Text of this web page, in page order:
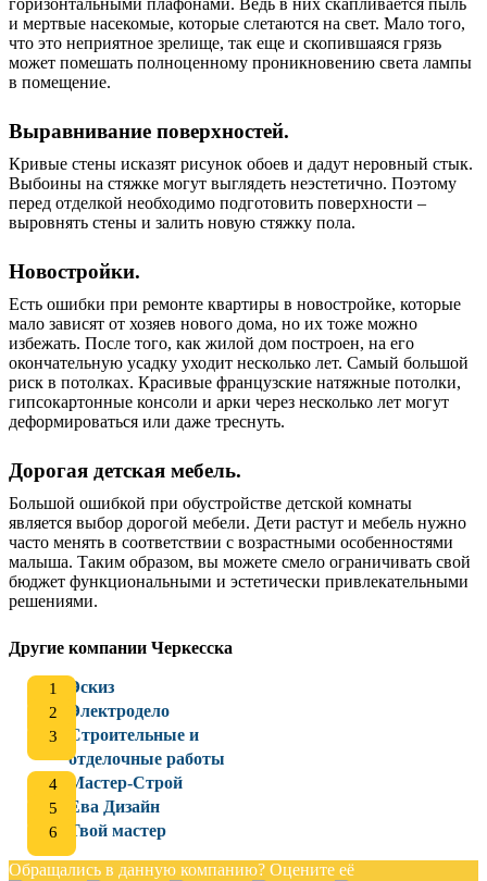
горизонтальными плафонами. Ведь в них скапливается пыль
и мертвые насекомые, которые слетаются на свет. Мало того,
что это неприятное зрелище, так еще и скопившаяся грязь
может помешать полноценному проникновению света лампы
в помещение.
Выравнивание поверхностей.
Кривые стены исказят рисунок обоев и дадут неровный стык.
Выбоины на стяжке могут выглядеть неэстетично. Поэтому
перед отделкой необходимо подготовить поверхности –
выровнять стены и залить новую стяжку пола.
Новостройки.
Есть ошибки при ремонте квартиры в новостройке, которые
мало зависят от хозяев нового дома, но их тоже можно
избежать. После того, как жилой дом построен, на его
окончательную усадку уходит несколько лет. Самый большой
риск в потолках. Красивые французские натяжные потолки,
гипсокартонные консоли и арки через несколько лет могут
деформироваться или даже треснуть.
Дорогая детская мебель.
Большой ошибкой при обустройстве детской комнаты
является выбор дорогой мебели. Дети растут и мебель нужно
часто менять в соответствии с возрастными особенностями
малыша. Таким образом, вы можете смело ограничивать свой
бюджет функциональными и эстетически привлекательными
решениями.
Другие компании Черкесска
Эскиз
Электродело
Строительные и
отделочные работы
Мастер-Строй
Ева Дизайн
Твой мастер
Обращались в данную компанию? Оцените её